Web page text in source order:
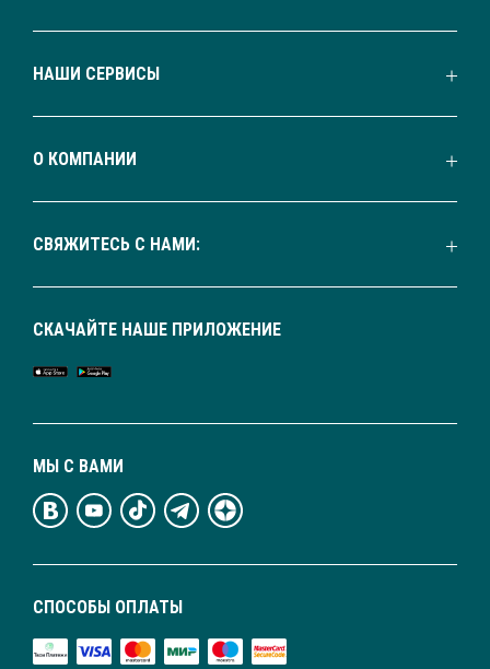
НАШИ СЕРВИСЫ
О КОМПАНИИ
СВЯЖИТЕСЬ С НАМИ:
СПОСОБЫ ОПЛАТЫ
МЫ С ВАМИ
СКАЧАЙТЕ НАШЕ ПРИЛОЖЕНИЕ